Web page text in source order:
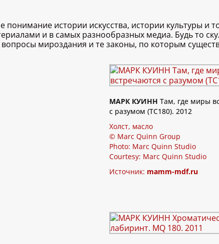
истории искусства, истории культуры и
и в самых разнообразных медиа. Будь то
мироздания и те законы, по которым
МАРК КУИНН Там, где миры
с разумом (TC180). 2012
Холст, масло
© Marc Quinn Group
Photo: Marc Quinn Studio
Courtesy: Marc Quinn Studio
Источник: mamm-mdf.ru